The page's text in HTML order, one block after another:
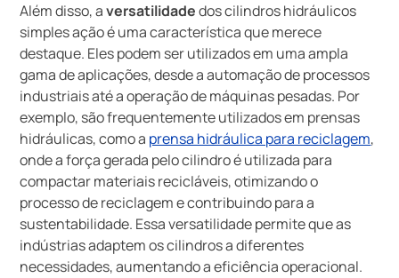
Além disso, aversatilidadedos cilindros hidráulicos
simples ação é uma característica que merece
destaque. Eles podem ser utilizados em uma ampla
gama de aplicações, desde a automação de processos
industriais até a operação de máquinas pesadas. Por
exemplo, são frequentemente utilizados em prensas
hidráulicas, como a prensa hidráulica para reciclagem,
onde a força gerada pelo cilindro é utilizada para
compactar materiais recicláveis, otimizando o
processo de reciclagem e contribuindo para a
sustentabilidade. Essa versatilidade permite que as
indústrias adaptem os cilindros a diferentes
necessidades, aumentando a eficiência operacional.